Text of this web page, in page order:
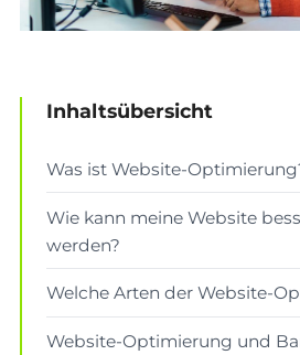
Inhaltsübersicht
Was ist Website-
Wie kann meine Website
werden?
Welche Arten der Website-
Website-Optimierung und